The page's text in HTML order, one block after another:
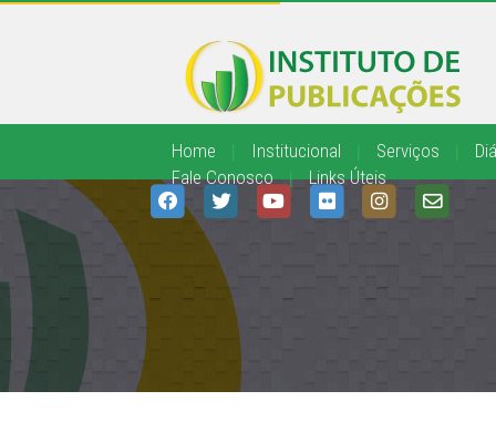
Home Institucional Serviços
Fale Conosco
| Links Úteis